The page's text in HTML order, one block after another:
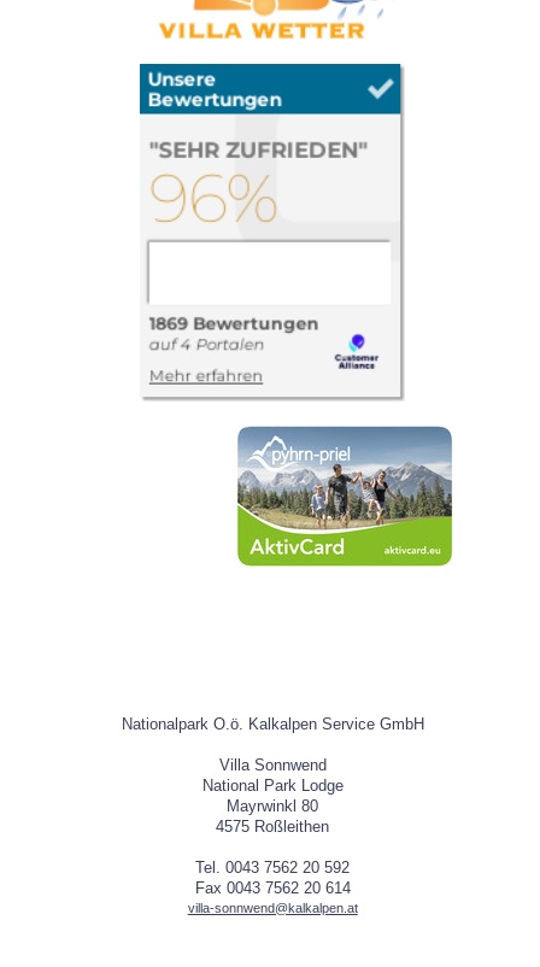
Nationalpark O.ö. Kalkalpen Service GmbH
Villa Sonnwend
National Park Lodge
Mayrwinkl 80
4575 Roßleithen
Tel. 0043 7562 20 592
Fax 0043 7562 20 614
villa-sonnwend@kalkalpen.at